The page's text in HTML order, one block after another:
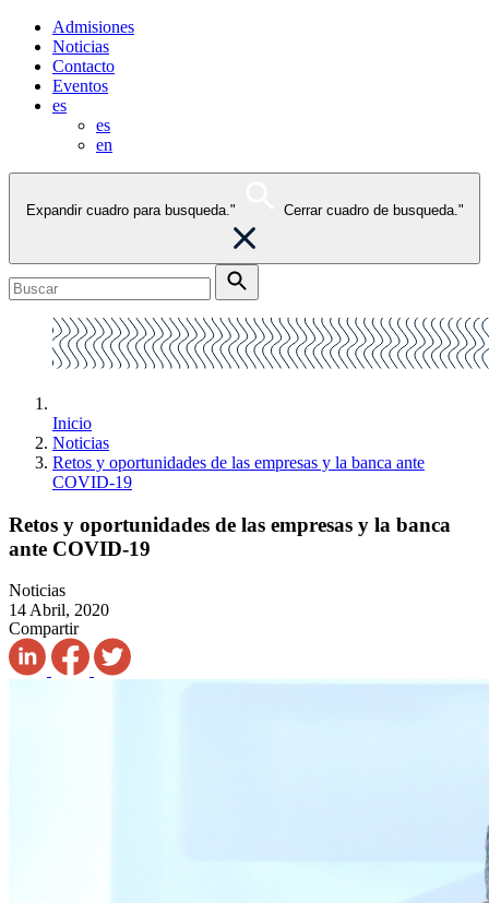
Admisiones
Noticias
Contacto
Eventos
es
es
en
Expandir cuadro para busqueda." Cerrar cuadro de busqueda."
Inicio
Noticias
Retos y oportunidades de las empresas y la banca ante
COVID-19
Retos y oportunidades de las empresas y la banca
ante COVID-19
Noticias
14 Abril, 2020
Compartir